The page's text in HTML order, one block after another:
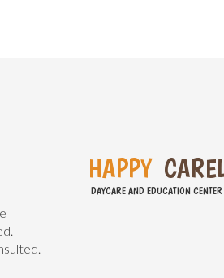
HAPPY CAREL
DAYCARE AND EDUCATION CENTER